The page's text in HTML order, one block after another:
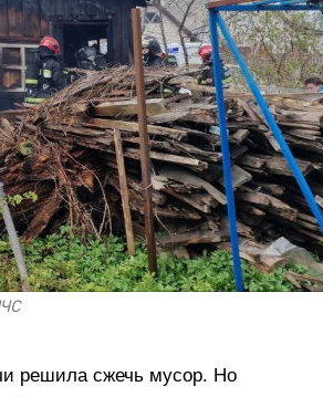
решила сжечь мусор. Но